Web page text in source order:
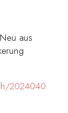
aus
2024040